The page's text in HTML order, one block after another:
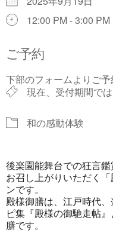
12:00 PM - 3:00 PM
ご予約
下部のフォームよりご予
現在、受付期間で
和の感動体験
後楽園能舞台での狂言
お召し上がりいただく
ンです。
殿様御膳は、江戸時代
ピ集『殿様の御馳走帖
膳です。